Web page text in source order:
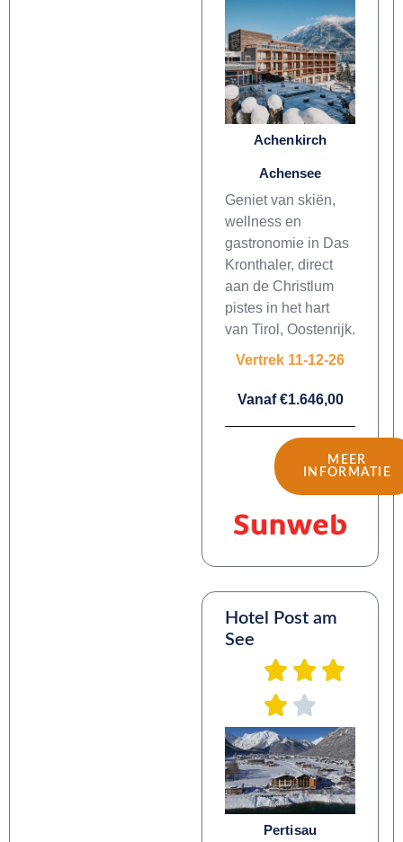
Achenkirch
Achensee
Geniet van skiën,
wellness en
gastronomie in Das
Kronthaler, direct
aan de Christlum
pistes in het hart
van Tirol, Oostenrijk.
Vertrek 11-12-26
Vanaf €1.646,00
MEER
INFORMATIE
Hotel Post am
See
Pertisau